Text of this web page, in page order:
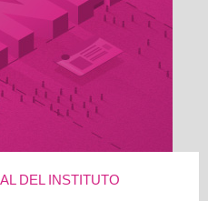
DEL INSTITUTO